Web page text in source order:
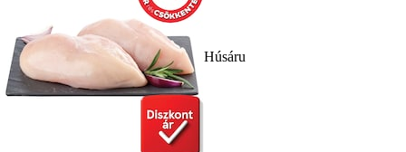
Húsáru